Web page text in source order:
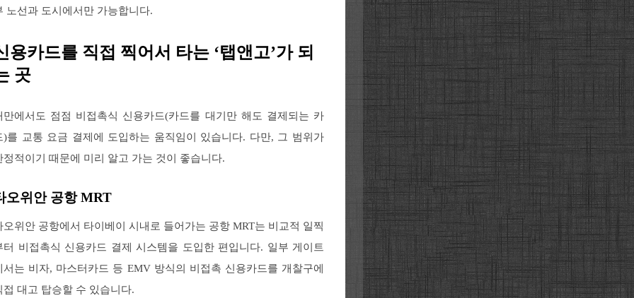
노선과 도시에서만 가능합니다.
용카드를 직접 찍어서 타는 ‘탭앤고’가 되
곳
만에서도 점점 비접촉식 신용카드(카드를 대기만 해도 결제되는 카
)를 교통 요금 결제에 도입하는 움직임이 있습니다. 다만, 그 범위가
정적이기 때문에 미리 알고 가는 것이 좋습니다.
오위안 공항 MRT
오위안 공항에서 타이베이 시내로 들어가는 공항 MRT는 비교적 일찍
터 비접촉식 신용카드 결제 시스템을 도입한 편입니다. 일부 게이트
서는 비자, 마스터카드 등 EMV 방식의 비접촉 신용카드를 개찰구에
접 대고 탑승할 수 있습니다.